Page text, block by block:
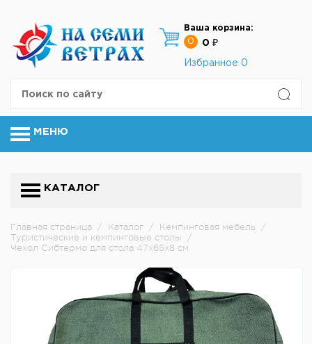
Ваша корзина:
0
0 ₽
Избранное 0
МЕНЮ
КАТАЛОГ
Главная страница / Каталог / Кемпинговая мебель
/
Туристические и кемпинговые столы
/
Чехол Сибтермо для стола 47х65х8 см